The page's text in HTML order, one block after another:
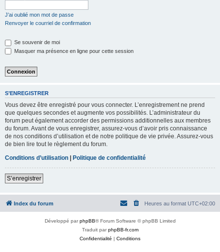
J’ai oublié mon mot de passe
Renvoyer le courriel de confirmation
Se souvenir de moi
Masquer ma présence en ligne pour cette session
S’ENREGISTRER
Vous devez être enregistré pour vous connecter. L’enregistrement ne prend
que quelques secondes et augmente vos possibilités. L’administrateur du
forum peut également accorder des permissions additionnelles aux membres
du forum. Avant de vous enregistrer, assurez-vous d’avoir pris connaissance
de nos conditions d’utilisation et de notre politique de vie privée. Assurez-vous
de bien lire tout le règlement du forum.
Conditions d’utilisation | Politique de confidentialité
S’enregistrer
Index du forum Heures au format UTC+02:00
Développé parphpBB® Forum Software © phpBB Limited
Traduit parphpBB-fr.com
Confidentialité | Conditions